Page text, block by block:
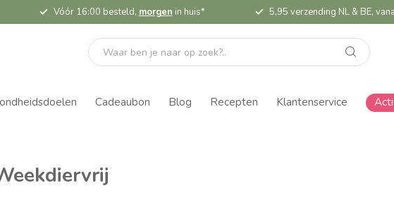
Vóór 16:00 besteld, morgen in huis* 5,95 verzending NL & BE,
Cadeaubon Blog Recepten Klantenservice